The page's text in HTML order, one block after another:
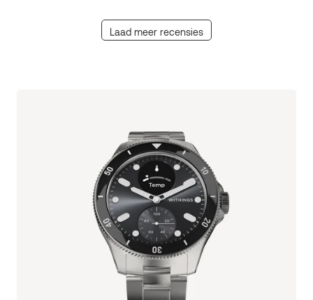
Laad meer recensies